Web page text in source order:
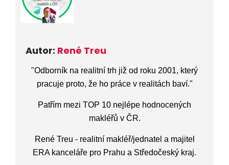
Autor: René Treu
"Odborník na realitní trh již od roku 2001, který
pracuje proto, že ho práce v realitách baví."
Patřím mezi TOP 10 nejlépe hodnocených
makléřů v ČR.
René Treu - realitní makléř/jednatel a majitel
ERA kanceláře pro Prahu a Středočeský kraj.